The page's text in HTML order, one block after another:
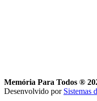
Memória Para Todos ®
Desenvolvido por Sistemas